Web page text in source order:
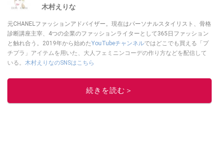
木村えりな
元CHANELファッションアドバイザー。現在はパーソナルスタイリスト、骨格
診断講座主宰、4つの企業のファッションライターとして365日ファッション
と触れ合う。2019年から始めたYouTubeチャンネルではどこでも買える「プ
チプラ」アイテムを用いた、大人フェミニンコーデの作り方などを配信して
いる。 木村えりなのSNSはこちら
このイチオシストの他の記事を読む
続きを読む＞